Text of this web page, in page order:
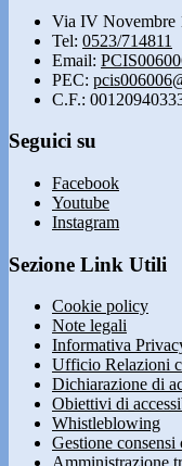
Via IV Novembre
Tel: 0523/714811
Email:
PEC:
C.F.:
Seguici su
Facebook
Youtube
Instagram
Sezione Link Utili
Cookie policy
Note legali
Informativa
Ufficio Relazioni
Dichiarazione di
Obiettivi di
Whistleblowing
Gestione consensi